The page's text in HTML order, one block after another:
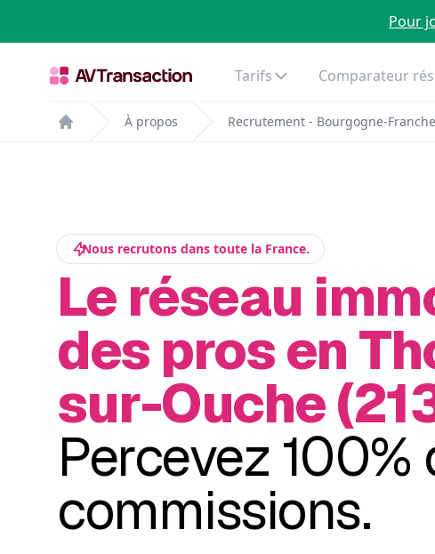
Pour
Tarifs Comparateur
Home
À propos Recrutement - Bourgogne-
Nous recrutons dans toute la France.
Le réseau
des pros en
sur-Ouche
Percevez 100%
commissions.